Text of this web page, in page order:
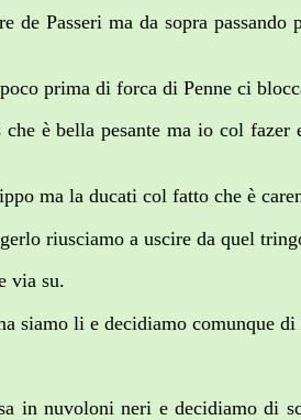
Passeri ma da sopra
prima di forca di Penne ci
è bella pesante ma io col
ma la ducati col fatto che è
riusciamo a uscire da quel
via su.
siamo li e decidiamo comunque di
in nuvoloni neri e decidiamo di